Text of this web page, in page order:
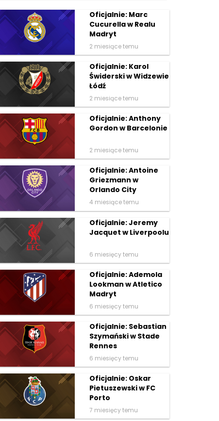
Oficjalnie: Marc
Cucurella w Realu
Madryt
2 miesiące temu
Oficjalnie: Karol
Świderski w Widzewie
Łódź
2 miesiące temu
Oficjalnie: Anthony
Gordon w Barcelonie
2 miesiące temu
Oficjalnie: Antoine
Griezmann w
Orlando City
4 miesiące temu
Oficjalnie: Jeremy
Jacquet w Liverpoolu
6 miesięcy temu
Oficjalnie: Ademola
Lookman w Atletico
Madryt
6 miesięcy temu
Oficjalnie: Sebastian
Szymański w Stade
Rennes
6 miesięcy temu
Oficjalnie: Oskar
Pietuszewski w FC
Porto
7 miesięcy temu